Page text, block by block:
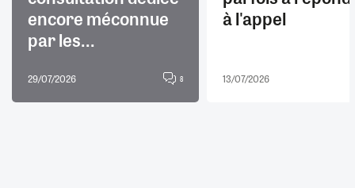
encore méconnue
par les...
29/07/2026 8
à l'appel
13/07/2026